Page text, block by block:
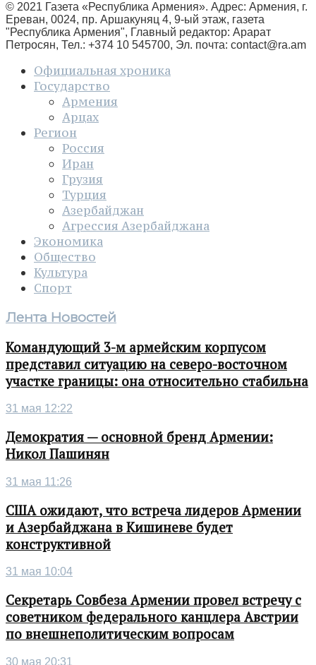
© 2021 Газета «Республика Армения». Адрес: Армения, г.
Ереван, 0024, пр. Аршакуняц 4, 9-ый этаж, газета
"Республика Армения", Главный редактор: Арарат
Петросян, Тел.: +374 10 545700, Эл. почта: contact@ra.am
Официальная хроника
Государство
Армения
Арцах
Регион
Россия
Иран
Грузия
Турция
Азербайджан
Агрессия Азербайджана
Экономика
Общество
Культура
Спорт
Лента Новостей
Командующий 3-м армейским корпусом
представил ситуацию на северо-восточном
участке границы: она относительно стабильна
31 мая 12:22
Демократия — основной бренд Армении:
Никол Пашинян
31 мая 11:26
США ожидают, что встреча лидеров Армении
и Азербайджана в Кишиневе будет
конструктивной
31 мая 10:04
Секретарь Совбеза Армении провел встречу с
советником федерального канцлера Австрии
по внешнеполитическим вопросам
30 мая 20:31